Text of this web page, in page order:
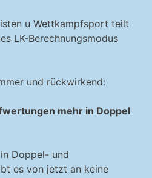
u Wettkampfsport teilt
LK-Berechnungsmodus
und rückwirkend:
mehr in Doppel
Doppel- und
es von jetzt an keine